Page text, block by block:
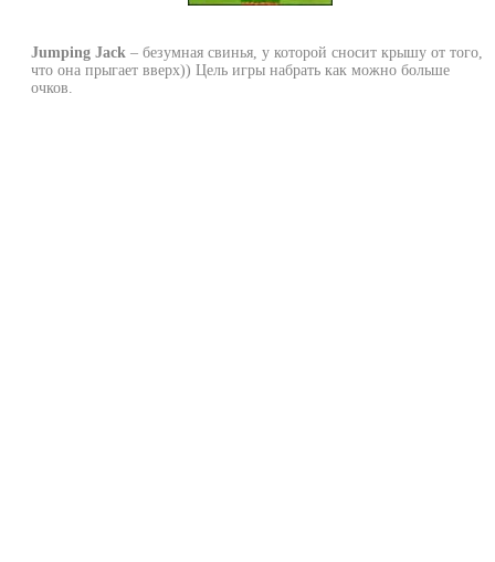
Jumping Jack – безумная свинья, у которой сносит крышу от того,
что она прыгает вверх)) Цель игры набрать как можно больше
очков.